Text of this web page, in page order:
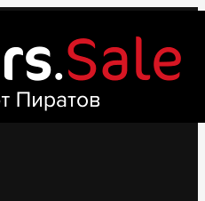
ночей все включено, отдых на
и горнолыжных туров.
сайт Тур Сейл